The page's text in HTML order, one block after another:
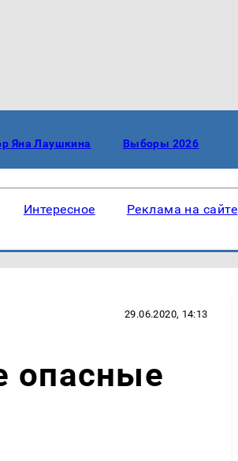
Яна Лаушкина Выборы 2026
Интересное Реклама на сайте
29.06.2020, 14:13
опасные